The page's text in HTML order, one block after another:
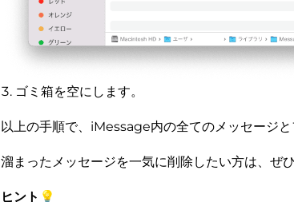
ゴミ箱を空にします。
以上の手順で、iMessage内の全てのメッセージと
溜まったメッセージを一気に削除したい方は、ぜ
ヒント💡